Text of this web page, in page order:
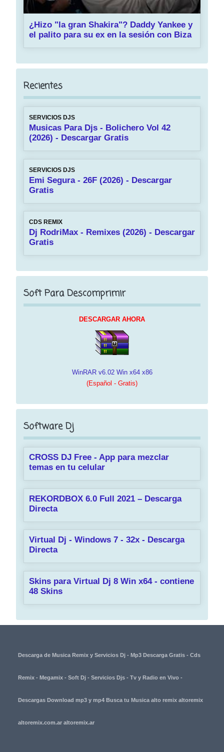
¿Hizo "la gran Shakira"? Daddy Yankee y
el palito para su ex en la sesión con Biza
Recientes
SERVICIOS DJS
Musicas Para Djs - Bolichero Vol 42
(2026) - Descargar Gratis
SERVICIOS DJS
Emi Segura - 26F (2026) - Descargar
Gratis
CDS REMIX
Dj RodriMax - Remixes (2026) - Descargar
Gratis
Soft Para Descomprimir
DESCARGAR AHORA
WinRAR v6.02 Win x64 x86
(Español - Gratis)
Software Dj
CROSS DJ Free - App para mezclar
temas en tu celular
REKORDBOX 6.0 Full 2021 – Descarga
Directa
Virtual Dj - Windows 7 - 32x - Descarga
Directa
Skins para Virtual Dj 8 Win x64 - contiene
48 Skins
Descarga de Musica Remix y Servicios Dj - Mp3 Descarga Gratis - Cds
Remix - Megamix - Soft Dj - Servicios Djs - Tv y Radio en Vivo -
Descargas Download mp3 y mp4 Busca tu Musica alto remix altoremix
altoremix.com.ar altoremix.ar